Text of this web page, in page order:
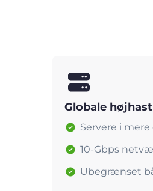
Globale
Servere i
10-Gbps
Ubegrænset